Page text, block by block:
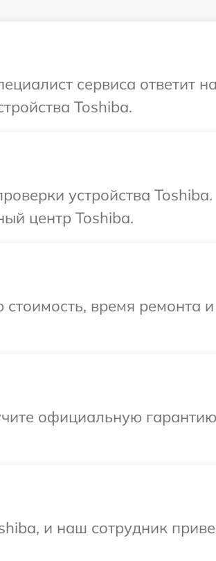
сервиса ответит
Toshiba.
устройства
центр Toshiba.
время ремонта
официальную
и наш сотрудник